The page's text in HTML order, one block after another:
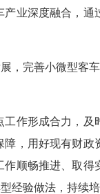
业深度融合，
，完善小微型客
作形成合力，
，用好现有财
顺畅推进、取
经验做法，持续培